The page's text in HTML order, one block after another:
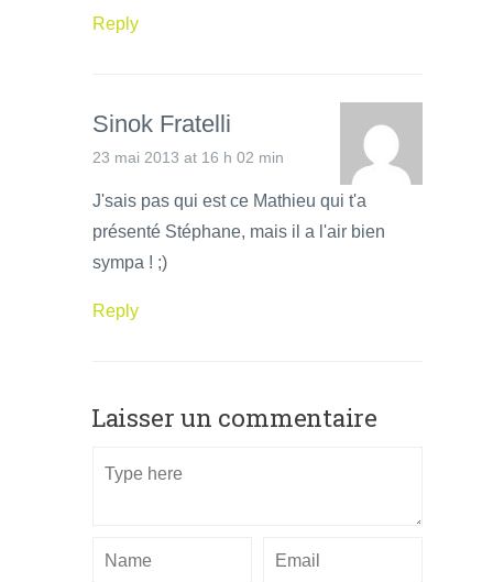
Reply
Sinok Fratelli
23 mai 2013 at 16 h 02 min
J'sais pas qui est ce Mathieu qui t'a
présenté Stéphane, mais il a l'air bien
sympa ! ;)
Reply
Laisser un commentaire